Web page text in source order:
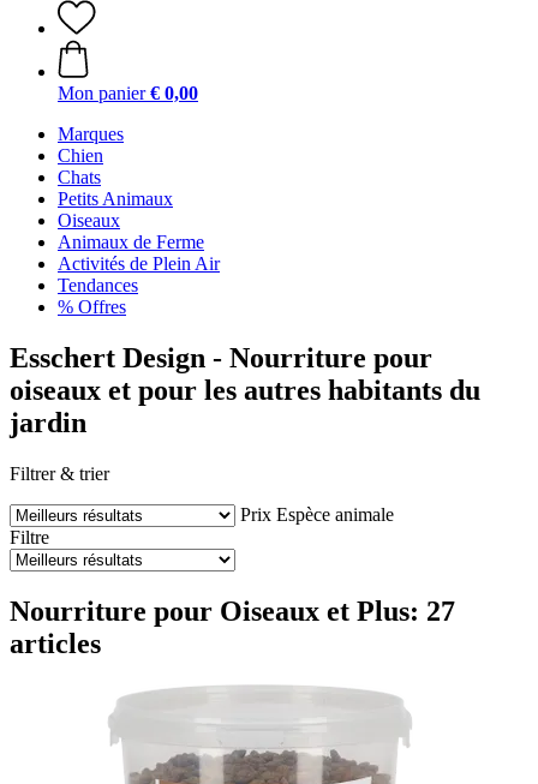
Mon panier € 0,00
Marques
Chien
Chats
Petits Animaux
Oiseaux
Animaux de Ferme
Activités de Plein Air
Tendances
% Offres
Esschert Design - Nourriture pour
oiseaux et pour les autres habitants du
jardin
Filtrer & trier
Prix Espèce animale
Filtre
Nourriture pour Oiseaux et Plus: 27
articles